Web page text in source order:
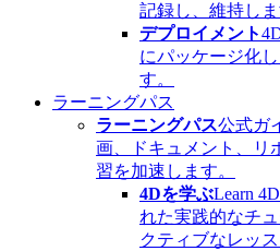
記録し、維持しま
デプロイメント
にパッケージ化
す。
ラーニングパス
ラーニングパス公式ガ
画、ドキュメント、リ
習を加速します。
4Dを学ぶLearn
れた実践的なチ
クティブなレッ